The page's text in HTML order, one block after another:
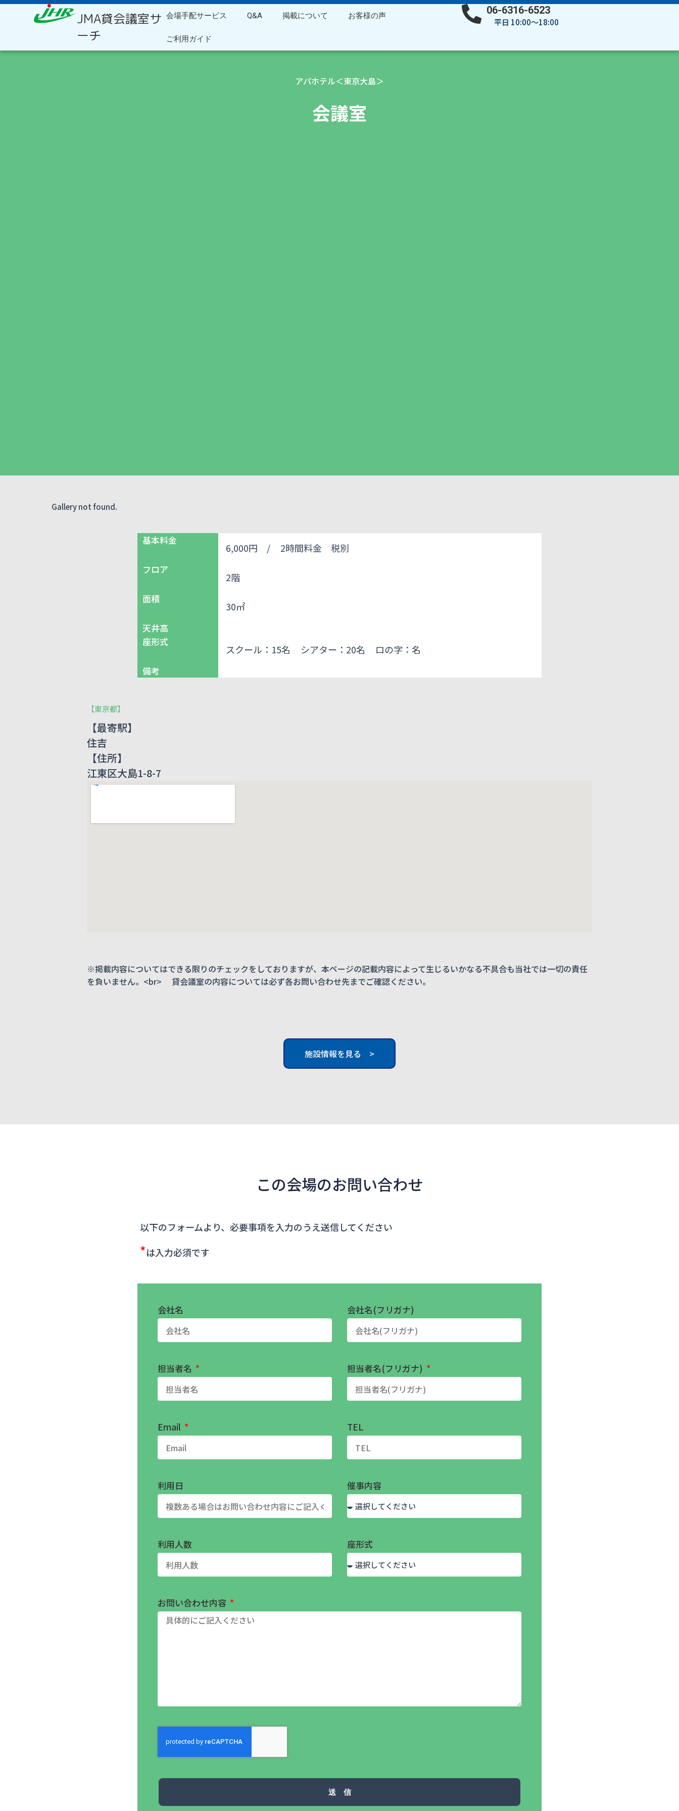
内
キ
JMA貸会議室サ
ーチ
会場手配サービス Q&A 掲載について お客様の声
ご利用ガイド
06-6316-6523
平日 10:00～18:00
アパホテル＜東京大島＞
会議室
Gallery not found.
基本料金
6,000円 / 2時間料金 税別
フロア
2階
面積
30㎡
天井高
座形式
スクール：15名 シアター：20名 ロの字：名
備考
【東京都】
【最寄駅】
住吉
【住所】
江東区大島1-8-7
※掲載内容についてはできる限りのチェックをしておりますが、本ページの記載内容によって生じるいかなる不具合も当社では一切の責任
を負いません。<br> 貸会議室の内容については必ず各お問い合わせ先までご確認ください。
施設情報を見る >
この会場のお問い合わせ
以下のフォームより、必要事項を入力のうえ送信してください
*は入力必須です
会社名 会社名(フリガナ)
担当者名 担当者名(フリガナ)
Email TEL
利用日 催事内容
利用人数 座形式
お問い合わせ内容
送 信